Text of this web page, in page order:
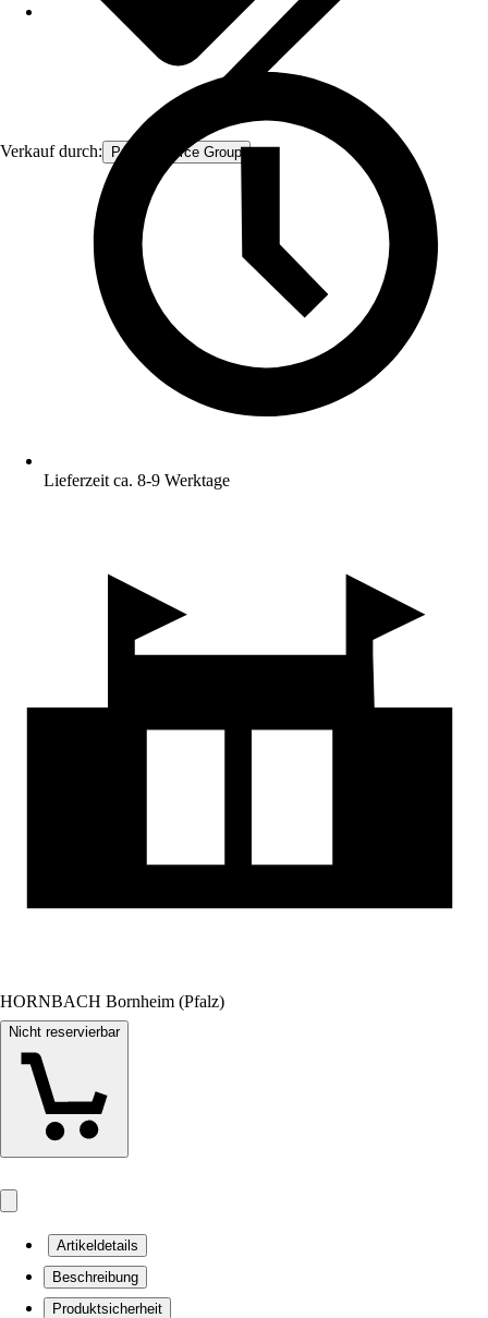
Verkauf durch: Procommerce Group
Lieferzeit ca. 8-9 Werktage
HORNBACH Bornheim (Pfalz)
Nicht reservierbar
Artikeldetails
Beschreibung
Produktsicherheit